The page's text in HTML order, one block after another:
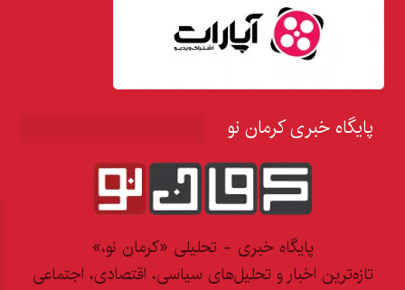
پایگاه خبری کرمان نو
پایگاه خبری - تحلیلی «کرمان نو،»
تازه‌ترین اخبار و تحلیل‌های سیاسی، اقتصادی، اجتماعی